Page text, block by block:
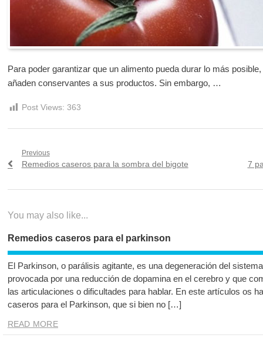
Para poder garantizar que un alimento pueda durar lo más
añaden conservantes a sus productos. Sin embargo, …
Post Views: 363
Navegación
Previous
Previous
Remedios caseros para la sombra del bigote 7
You may also like...
Remedios caseros para el parkinson
El Parkinson, o parálisis agitante, es una degeneración del
provocada por una reducción de dopamina en el cerebro y que
las articulaciones o dificultades para hablar. En este artículos os
caseros para el Parkinson, que si bien no […]
READ MORE